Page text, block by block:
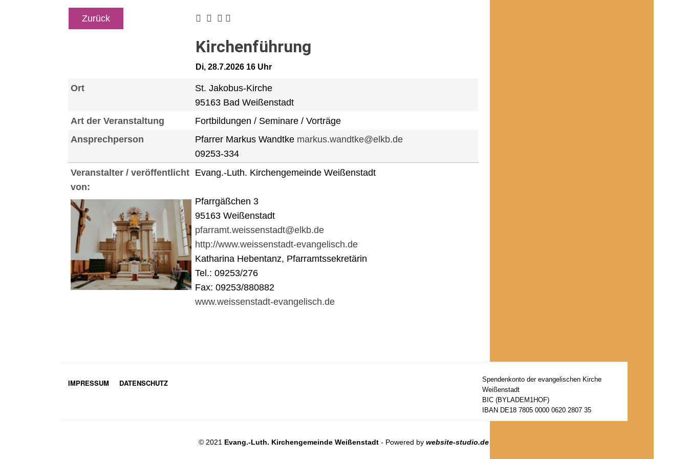
Zurück
Kirchenführung
Di, 28.7.2026 16 Uhr
Ort
St. Jakobus-Kirche
95163 Bad Weißenstadt
Art der Veranstaltung
Fortbildungen / Seminare / Vorträge
Ansprechperson
Pfarrer Markus Wandtke markus.wandtke@elkb.de
09253-334
Veranstalter / veröffentlicht
von:
Evang.-Luth. Kirchengemeinde Weißenstadt
Pfarrgäßchen 3
95163 Weißenstadt
pfarramt.weissenstadt@elkb.de
http://www.weissenstadt-evangelisch.de
Katharina Hebentanz, Pfarramtssekretärin
Tel.: 09253/276
Fax: 09253/880882
www.weissenstadt-evangelisch.de
IMPRESSUM DATENSCHUTZ
Spendenkonto der evangelischen Kirche
Weißenstadt
BIC (BYLADEM1HOF)
IBAN DE18 7805 0000 0620 2807 35
© 2021 Evang.-Luth. Kirchengemeinde Weißenstadt - Powered bywebsite-studio.de